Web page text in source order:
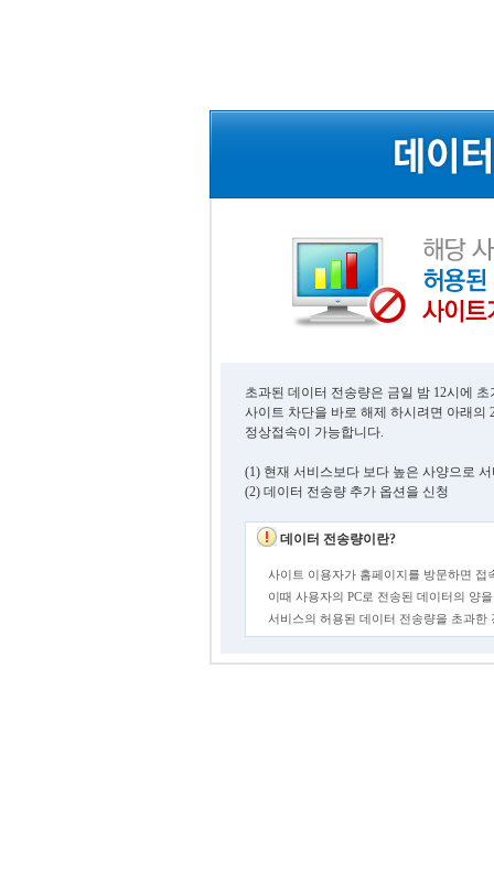
초과된 데이터 전송량은 금일 밤 12시에
사이트 차단을 바로 해제 하시려면 아래의
정상접속이 가능합니다.
(1) 현재 서비스보다 보다 높은 사양으로
(2) 데이터 전송량 추가 옵션을 신청
데이터 전송량이란?
사이트 이용자가 홈페이지를 방문하면 접
이때 사용자의 PC로 전송된 데이터의 양
서비스의 허용된 데이터 전송량을 초과